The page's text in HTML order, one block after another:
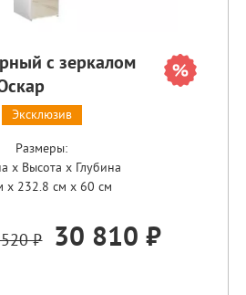
с зеркалом
Эксклюзив
Размеры:
x Высота x Глубина
x 232.8 см x 60 см
₽ 30 810 ₽